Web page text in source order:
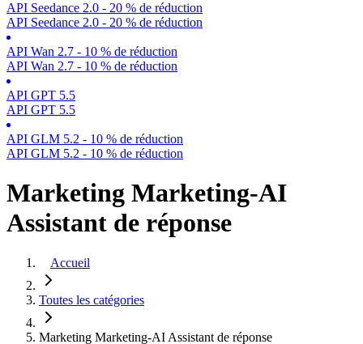
API Seedance 2.0 - 20 % de réduction
API Seedance 2.0 - 20 % de réduction
API Wan 2.7 - 10 % de réduction
API Wan 2.7 - 10 % de réduction
API GPT 5.5
API GPT 5.5
API GLM 5.2 - 10 % de réduction
API GLM 5.2 - 10 % de réduction
Marketing Marketing-AI
Assistant de réponse
Accueil
Toutes les catégories
Marketing Marketing-AI Assistant de réponse